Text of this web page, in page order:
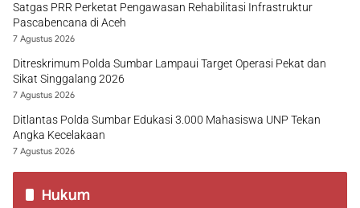
Satgas PRR Perketat Pengawasan Rehabilitasi Infrastruktur
Pascabencana di Aceh
7 Agustus 2026
Ditreskrimum Polda Sumbar Lampaui Target Operasi Pekat dan
Sikat Singgalang 2026
7 Agustus 2026
Ditlantas Polda Sumbar Edukasi 3.000 Mahasiswa UNP Tekan
Angka Kecelakaan
7 Agustus 2026
Hukum